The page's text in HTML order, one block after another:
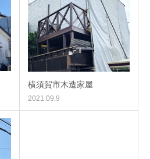
横須賀市木造家屋
2021.09.9